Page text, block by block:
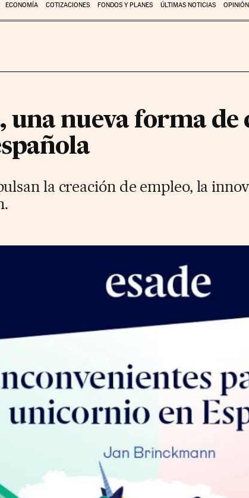
ECONOMÍA COTIZACIONES FONDOS Y PLANES ÚLTIMAS NOTICIAS OPINIÓN
una nueva forma de
la creación de empleo, la